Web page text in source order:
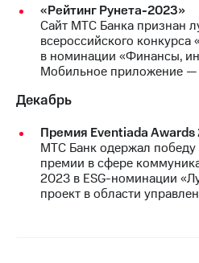
приобретения
Порядок
выкупа
акций
Дивиденды
облигаций
Описание
Еврооблигации-2023
Уведомление
о
погашении
«Рейтинг Рунета-2023»
Сайт МТС Банка признан
всероссийского конкурса
в номинации «Финансы,
Мобильное приложение —
Декабрь
Премия Eventiada Awards
МТС Банк одержал
премии в сфере
2023 в ESG-номинации
проект в области